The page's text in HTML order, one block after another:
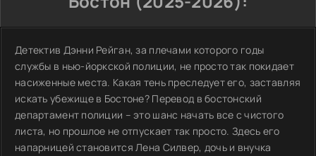
Детектив Дэнни Рейган, за плечами которого годы
службы в нью-йоркской полиции, не просто так покидает
насиженные места. Какая тень преследует его, заставляя
искать убежище в Бостоне? Перевод в бостонский
департамент полиции – это шанс начать все с чистого
листа, но прошлое не отпускает так просто. Здесь его
напарницей становится Лена Силвер, дочь и внучка